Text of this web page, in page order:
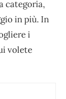
categoria,
in più. In
i
volete